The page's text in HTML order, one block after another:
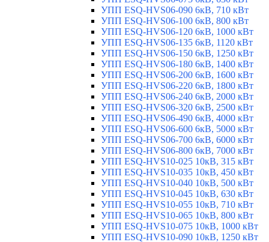
УПП ESQ-HVS06-090 6кВ, 710 кВт
УПП ESQ-HVS06-100 6кВ, 800 кВт
УПП ESQ-HVS06-120 6кВ, 1000 кВт
УПП ESQ-HVS06-135 6кВ, 1120 кВт
УПП ESQ-HVS06-150 6кВ, 1250 кВт
УПП ESQ-HVS06-180 6кВ, 1400 кВт
УПП ESQ-HVS06-200 6кВ, 1600 кВт
УПП ESQ-HVS06-220 6кВ, 1800 кВт
УПП ESQ-HVS06-240 6кВ, 2000 кВт
УПП ESQ-HVS06-320 6кВ, 2500 кВт
УПП ESQ-HVS06-490 6кВ, 4000 кВт
УПП ESQ-HVS06-600 6кВ, 5000 кВт
УПП ESQ-HVS06-700 6кВ, 6000 кВт
УПП ESQ-HVS06-800 6кВ, 7000 кВт
УПП ESQ-HVS10-025 10кВ, 315 кВт
УПП ESQ-HVS10-035 10кВ, 450 кВт
УПП ESQ-HVS10-040 10кВ, 500 кВт
УПП ESQ-HVS10-045 10кВ, 630 кВт
УПП ESQ-HVS10-055 10кВ, 710 кВт
УПП ESQ-HVS10-065 10кВ, 800 кВт
УПП ESQ-HVS10-075 10кВ, 1000 кВт
УПП ESQ-HVS10-090 10кВ, 1250 кВт